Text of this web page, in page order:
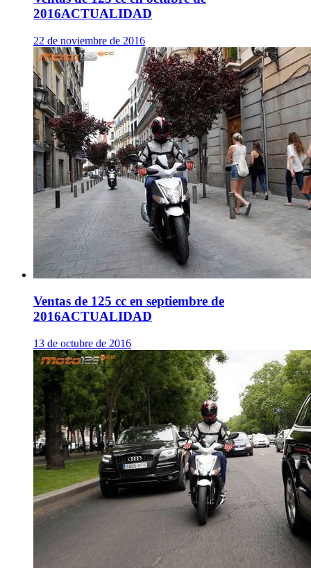
2016ACTUALIDAD
22 de noviembre de 2016
Ventas de 125 cc en septiembre de
2016ACTUALIDAD
13 de octubre de 2016